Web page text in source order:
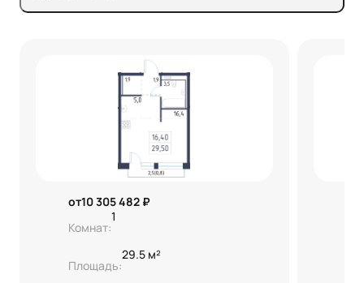
от10 305 482 ₽
Комнат:
1
Площадь:
29.5 м²